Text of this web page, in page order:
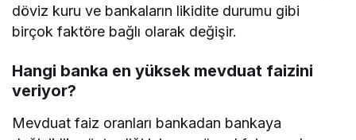
döviz kuru ve bankaların likidite durumu gibi
birçok faktöre bağlı olarak değişir.
Hangi banka en yüksek mevduat faizini
veriyor?
Mevduat faiz oranları bankadan bankaya